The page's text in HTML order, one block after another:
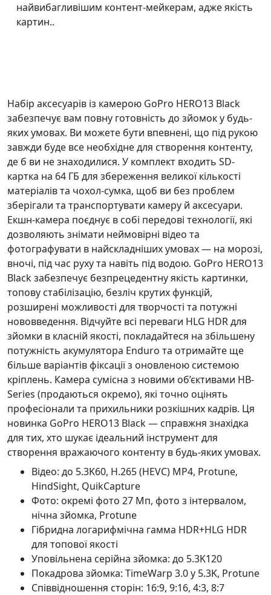
найвибагливішим контент-мейкерам, адже якість
картин..
Набір аксесуарів із камерою GoPro HERO13 Black
забезпечує вам повну готовність до зйомок у будь-
яких умовах. Ви можете бути впевнені, що під рукою
завжди буде все необхідне для створення контенту,
де б ви не знаходилися. У комплект входить SD-
картка на 64 ГБ для збереження великої кількості
матеріалів та чохол-сумка, щоб ви без проблем
зберігали та транспортувати камеру й аксесуари.
Екшн-камера поєднує в собі передові технології, які
дозволяють знімати неймовірні відео та
фотографувати в найскладніших умовах — на морозі,
вночі, під час руху та навіть під водою. GoPro HERO13
Black забезпечує безпрецедентну якість картинки,
топову стабілізацію, безліч крутих функцій,
розширені можливості для творчості та потужні
нововведення. Відчуйте всі переваги HLG HDR для
зйомки в класній якості, покладайтеся на збільшену
потужність акумулятора Enduro та отримайте ще
більше варіантів фіксації з оновленою системою
кріплень. Камера сумісна з новими об’єктивами HB-
Series (продаються окремо), які точно оцінять
професіонали та прихильники розкішних кадрів. Ця
новинка GoPro HERO13 Black — справжня знахідка
для тих, хто шукає ідеальний інструмент для
створення вражаючого контенту в будь-яких умовах.
Відео: до 5.3K60, H.265 (HEVC) MP4, Protune,
HindSight, QuikCapture
Фото: окремі фото 27 Мп, фото з інтервалом,
нічна зйомка, Protune
Гібридна логарифмічна гамма HDR+HLG HDR
для топової якості
Уповільнена серійна зйомка: до 5.3K120
Покадрова зйомка: TimeWarp 3.0 у 5.3K, Protune
Співвідношення сторін: 16:9, 9:16, 4:3, 8:7